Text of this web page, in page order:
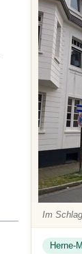
Im
Herne-